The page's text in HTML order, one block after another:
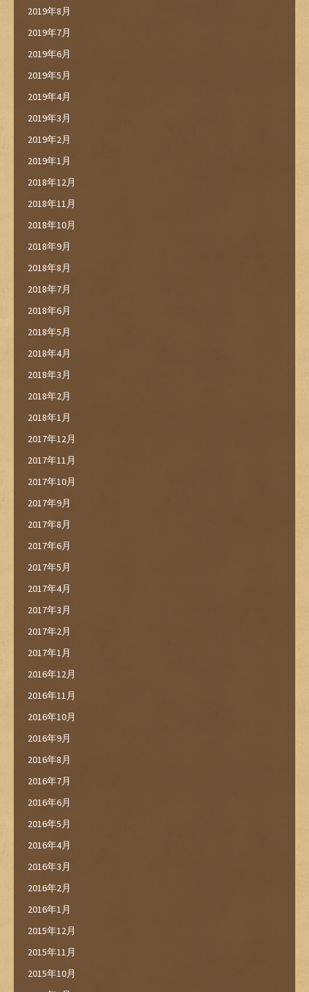
2019年8月
2019年7月
2019年6月
2019年5月
2019年4月
2019年3月
2019年2月
2019年1月
2018年12月
2018年11月
2018年10月
2018年9月
2018年8月
2018年7月
2018年6月
2018年5月
2018年4月
2018年3月
2018年2月
2018年1月
2017年12月
2017年11月
2017年10月
2017年9月
2017年8月
2017年6月
2017年5月
2017年4月
2017年3月
2017年2月
2017年1月
2016年12月
2016年11月
2016年10月
2016年9月
2016年8月
2016年7月
2016年6月
2016年5月
2016年4月
2016年3月
2016年2月
2016年1月
2015年12月
2015年11月
2015年10月